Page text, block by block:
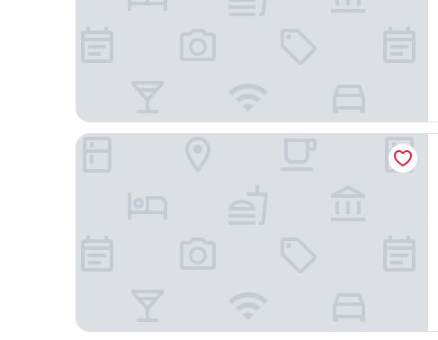
Embassy Suites Montréal by Hilton